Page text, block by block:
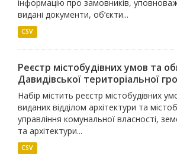
інформацію про замовників,
видані документи, об’єкти...
CSV
Реєстр містобудівних умов та
Давидівської територіальної
Набір містить реєстр містобудівних
виданих відділом архітектури та
управління комунальної власності,
та архітектури...
CSV